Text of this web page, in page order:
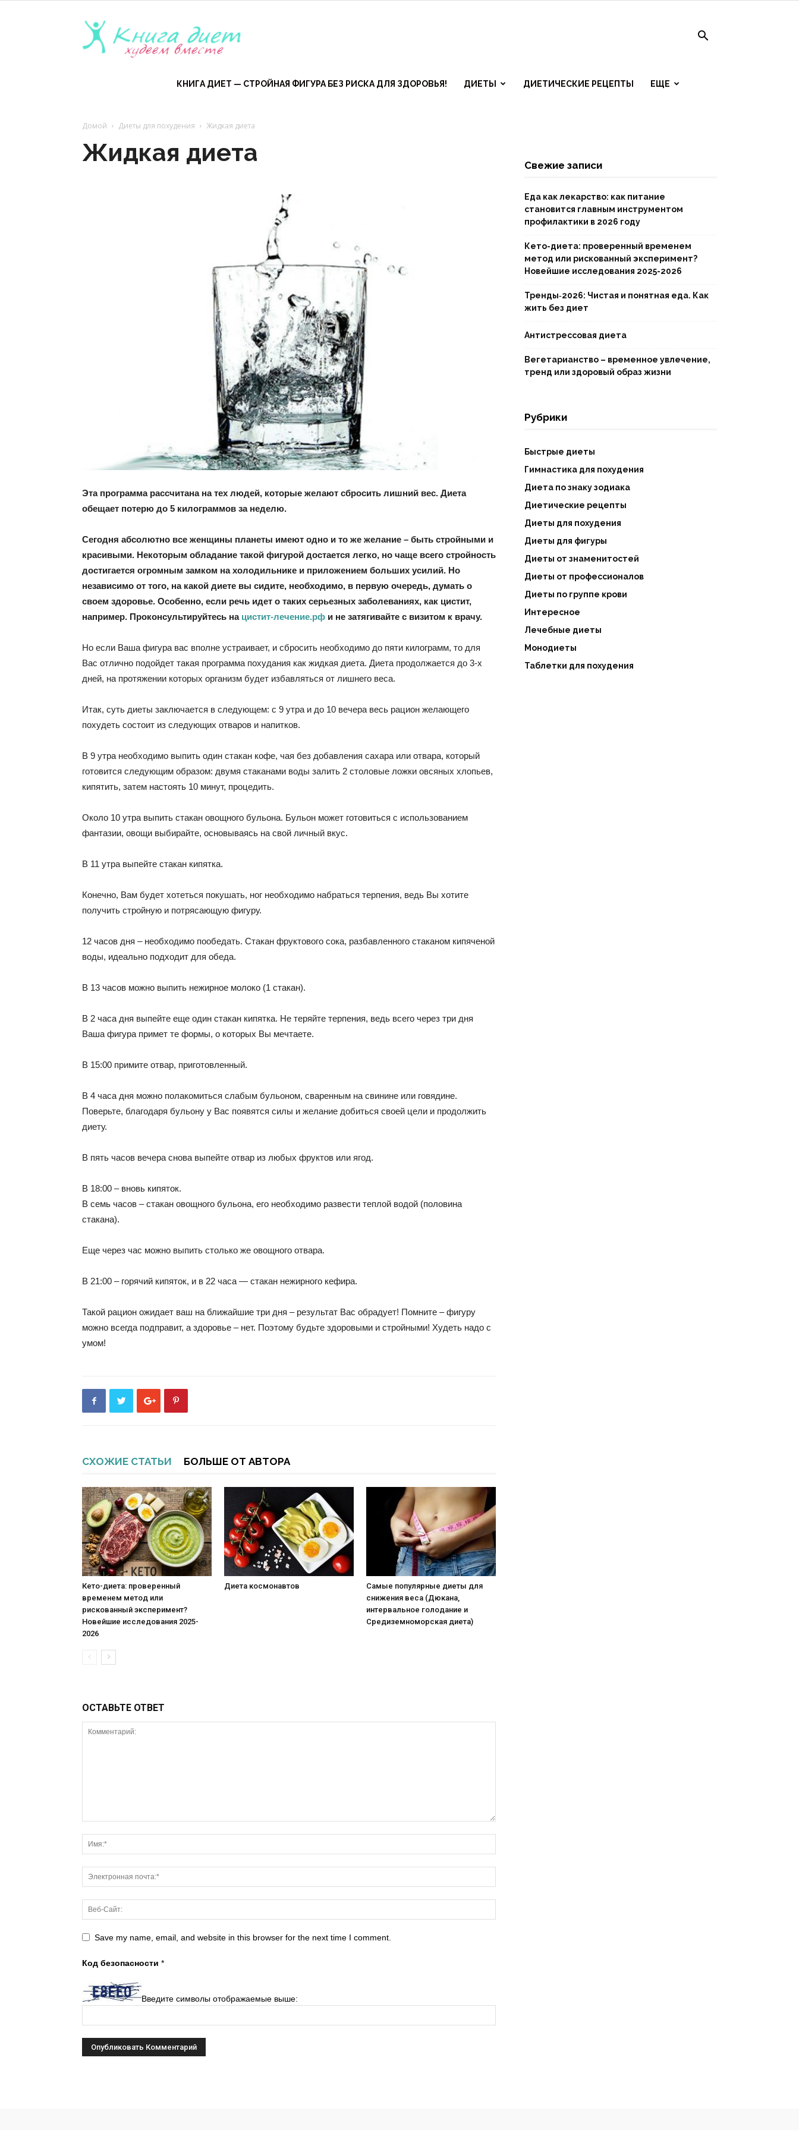
диет
—
советы
для
похудения
КНИГА ДИЕТ — СТРОЙНАЯ ФИГУРА БЕЗ РИСКА ДЛЯ ЗДОРОВЬЯ! ДИЕТЫ ДИЕТИЧЕСКИЕ РЕЦЕПТЫ ЕЩЕ
Домой Диеты для похудения Жидкая диета
Жидкая диета
Эта программа рассчитана на тех людей, которые желают сбросить лишний вес. Диета
обещает потерю до 5 килограммов за неделю.
Сегодня абсолютно все женщины планеты имеют одно и то же желание – быть стройными и
красивыми. Некоторым обладание такой фигурой достается легко, но чаще всего стройность
достигается огромным замком на холодильнике и приложением больших усилий. Но
независимо от того, на какой диете вы сидите, необходимо, в первую очередь, думать о
своем здоровье. Особенно, если речь идет о таких серьезных заболеваниях, как цистит,
например. Проконсультируйтесь на цистит-лечение.рф и не затягивайте с визитом к врачу.
Но если Ваша фигура вас вполне устраивает, и сбросить необходимо до пяти килограмм, то для
Вас отлично подойдет такая программа похудания как жидкая диета. Диета продолжается до 3-х
дней, на протяжении которых организм будет избавляться от лишнего веса.
Итак, суть диеты заключается в следующем: с 9 утра и до 10 вечера весь рацион желающего
похудеть состоит из следующих отваров и напитков.
В 9 утра необходимо выпить один стакан кофе, чая без добавления сахара или отвара, который
готовится следующим образом: двумя стаканами воды залить 2 столовые ложки овсяных хлопьев,
кипятить, затем настоять 10 минут, процедить.
Около 10 утра выпить стакан овощного бульона. Бульон может готовиться с использованием
фантазии, овощи выбирайте, основываясь на свой личный вкус.
В 11 утра выпейте стакан кипятка.
Конечно, Вам будет хотеться покушать, ног необходимо набраться терпения, ведь Вы хотите
получить стройную и потрясающую фигуру.
12 часов дня – необходимо пообедать. Стакан фруктового сока, разбавленного стаканом кипяченой
воды, идеально подходит для обеда.
В 13 часов можно выпить нежирное молоко (1 стакан).
В 2 часа дня выпейте еще один стакан кипятка. Не теряйте терпения, ведь всего через три дня
Ваша фигура примет те формы, о которых Вы мечтаете.
В 15:00 примите отвар, приготовленный.
В 4 часа дня можно полакомиться слабым бульоном, сваренным на свинине или говядине.
Поверьте, благодаря бульону у Вас появятся силы и желание добиться своей цели и продолжить
диету.
В пять часов вечера снова выпейте отвар из любых фруктов или ягод.
В 18:00 – вновь кипяток.
В семь часов – стакан овощного бульона, его необходимо развести теплой водой (половина
стакана).
Еще через час можно выпить столько же овощного отвара.
В 21:00 – горячий кипяток, и в 22 часа — стакан нежирного кефира.
Такой рацион ожидает ваш на ближайшие три дня – результат Вас обрадует! Помните – фигуру
можно всегда подправит, а здоровье – нет. Поэтому будьте здоровыми и стройными! Худеть надо с
умом!
СХОЖИЕ СТАТЬИ БОЛЬШЕ ОТ АВТОРА
Кето-диета: проверенный
временем метод или
рискованный эксперимент?
Новейшие исследования 2025-
2026
Диета космонавтов
Самые популярные диеты для
снижения веса (Дюкана,
интервальное голодание и
Средиземноморская диета)
ОСТАВЬТЕ ОТВЕТ
Save my name, email, and website in this browser for the next time I comment.
Код безопасности *
Введите символы отображаемые выше:
Свежие записи
Еда как лекарство: как питание
становится главным инструментом
профилактики в 2026 году
Кето-диета: проверенный временем
метод или рискованный эксперимент?
Новейшие исследования 2025-2026
Тренды‑2026: Чистая и понятная еда. Как
жить без диет
Антистрессовая диета
Вегетарианство – временное увлечение,
тренд или здоровый образ жизни
Рубрики
Быстрые диеты
Гимнастика для похудения
Диета по знаку зодиака
Диетические рецепты
Диеты для похудения
Диеты для фигуры
Диеты от знаменитостей
Диеты от профессионалов
Диеты по группе крови
Интересное
Лечебные диеты
Монодиеты
Таблетки для похудения